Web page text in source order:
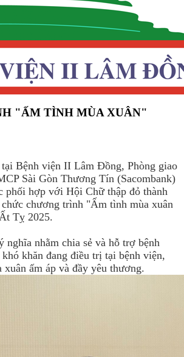
"ẤM TÌNH MÙA XUÂN"
Bệnh viện II Lâm Đồng, Phòng giao
Sài Gòn Thương Tín (Sacombank)
phối hợp với Hội Chữ thập đỏ thành
chương trình "Ấm tình mùa xuân
Tỵ 2025.
nghĩa nhằm chia sẻ và hỗ trợ bệnh
khó khăn đang điều trị tại bệnh viện,
xuân ấm áp và đầy yêu thương.